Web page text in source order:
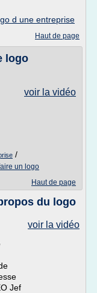
d une entreprise
Haut de page
logo
voir la vidéo
/
un logo
Haut de page
du logo
voir la vidéo
Jef